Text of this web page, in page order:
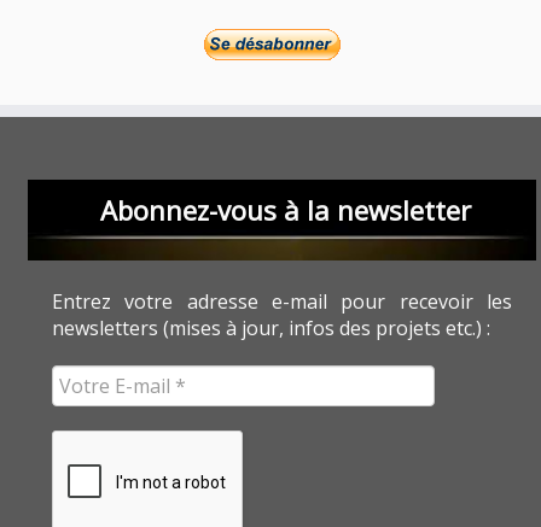
Abonnez-vous à la newsletter
Entrez votre adresse e-mail pour recevoir les
newsletters (mises à jour, infos des projets etc.) :